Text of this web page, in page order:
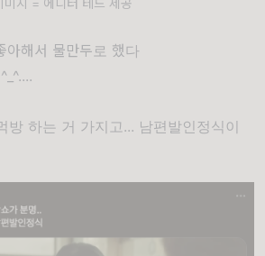
아해서 물만두로 했다
방 하는 거 가지고... 남편발인정식이